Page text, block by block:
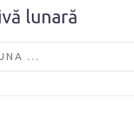
lunară
...